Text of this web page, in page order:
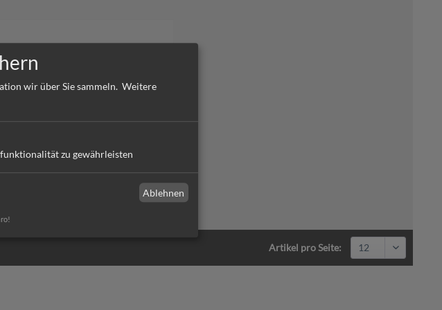
Artikel pro Seite:
wir über Sie sammeln. Weitere
zu gewährleisten
Ablehnen